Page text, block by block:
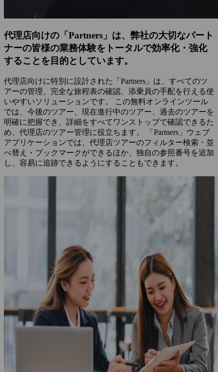
代理店向けの「Partners」は、弊社の大切なパート
ナーの皆様の業務体験をトータルで効率化・強化
することを目的としています。
代理店向けに特別に設計された「Partners」は、すべてのツ
アーの管理、完全な旅程表の確認、添乗員の手配を行える使
いやすいソリューションです。 この無料オンラインツール
では、今後のツアー、現在進行中のツアー、過去のツアーを
明確に把握でき、詳細をすべてワンストップで確認できるた
め、代理店のツアー管理に役立ちます。 「Partners」ウェブ
アプリケーションでは、代理店ツアーのフィルター検索・並
べ替え・ブックマークができるほか、独自の参照番号を追加
し、容易に追跡できるようにすることもできます。